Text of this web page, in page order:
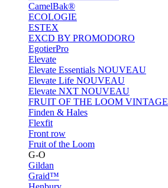
CamelBak®
ECOLOGIE
ESTEX
EXCD BY PROMODORO
EgotierPro
Elevate
Elevate Essentials NOUVEAU
Elevate Life NOUVEAU
Elevate NXT NOUVEAU
FRUIT OF THE LOOM VINTAGE
Finden & Hales
Flexfit
Front row
Fruit of the Loom
G-O
Gildan
Graid™